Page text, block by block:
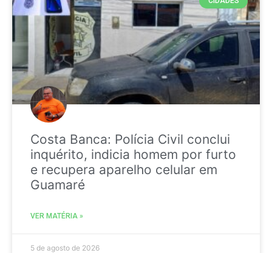
Costa Banca: Polícia Civil conclui
inquérito, indicia homem por furto
e recupera aparelho celular em
Guamaré
VER MATÉRIA »
5 de agosto de 2026